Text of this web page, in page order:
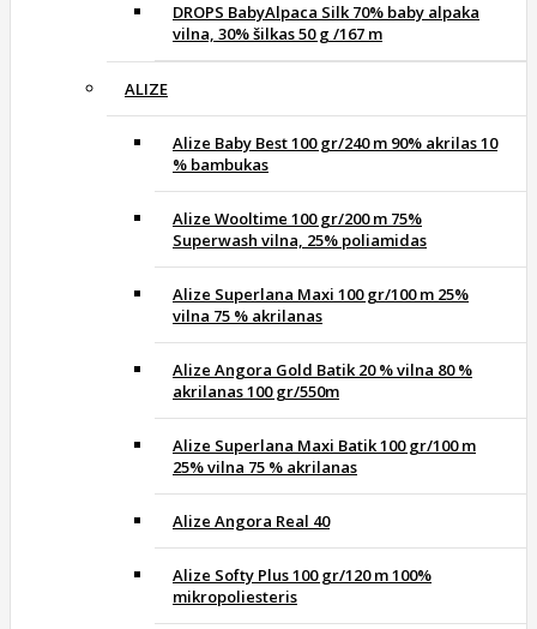
DROPS BabyAlpaca Silk 70% baby alpaka
vilna, 30% šilkas 50 g /167 m
ALIZE
Alize Baby Best 100 gr/240 m 90% akrilas 10
% bambukas
Alize Wooltime 100 gr/200 m 75%
Superwash vilna, 25% poliamidas
Alize Superlana Maxi 100 gr/100 m 25%
vilna 75 % akrilanas
Alize Angora Gold Batik 20 % vilna 80 %
akrilanas 100 gr/550m
Alize Superlana Maxi Batik 100 gr/100 m
25% vilna 75 % akrilanas
Alize Angora Real 40
Alize Softy Plus 100 gr/120 m 100%
mikropoliesteris